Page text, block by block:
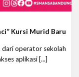
Kursi Murid Baru
operator sekolah
aplikasi [...]